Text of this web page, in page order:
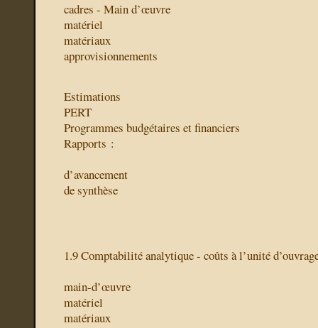
cadres - Main d’œuvre
matériel
matériaux
approvisionnements
Estimations
PERT
Programmes budgétaires et financiers
Rapports :
d’avancement
de synthèse
1.9 Comptabilité analytique - coûts à l’unité
main-d’œuvre
matériel
matériaux